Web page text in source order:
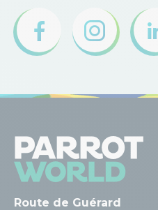
Route de Guérard